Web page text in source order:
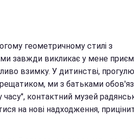
геометричному стилі з
завжди викликає у мене
взимку. У дитинстві,
ми з батьками
контактний музей
на нові надходження,